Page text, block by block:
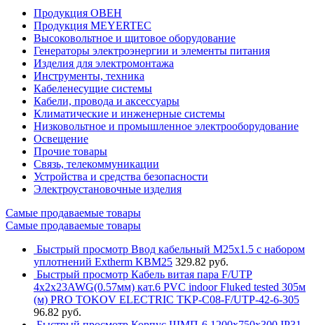
Продукция ОВЕН
Продукция MEYERTEC
Высоковольтное и щитовое оборудование
Генераторы электроэнергии и элементы питания
Изделия для электромонтажа
Инструменты, техника
Кабеленесущие системы
Кабели, провода и аксессуары
Климатические и инженерные системы
Низковольтное и промышленное электрооборудование
Освещение
Прочие товары
Связь, телекоммуникации
Устройства и средства безопасности
Электроустановочные изделия
Самые продаваемые товары
Самые продаваемые товары
Быстрый просмотр Ввод кабельный М25х1.5 с набором
уплотнений Extherm KBM25 329.82 руб.
Быстрый просмотр Кабель витая пара F/UTP
4х2х23AWG(0.57мм) кат.6 PVC indoor Fluked tested 305м
(м) PRO TOKOV ELECTRIC TKP-C08-F/UTP-42-6-305
96.82 руб.